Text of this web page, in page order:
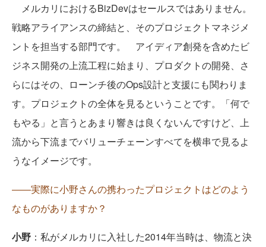
メルカリにおけるBizDevはセールスではありません。
戦略アライアンスの締結と、そのプロジェクトマネジメ
ントを担当する部門です。 アイディア創発を含めたビ
ジネス開発の上流工程に始まり、プロダクトの開発、さ
らにはその、ローンチ後のOps設計と支援にも関わりま
す。プロジェクトの全体を見るということです。「何で
もやる」と言うとあまり響きは良くないんですけど、上
流から下流までバリューチェーンすべてを横串で見るよ
うなイメージです。
――実際に小野さんの携わったプロジェクトはどのよう
なものがありますか？
小野 ：私がメルカリに入社した2014年当時は、物流と決